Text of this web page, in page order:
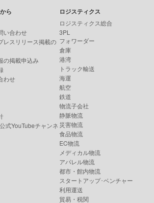
ら
い合わせ
レスリリース掲載の
の掲載申込み
わせ
式YouTubeチャンネ
ロジスティクス
ロジスティクス総合
3PL
フォワーダー
倉庫
港湾
トラック輸送
海運
航空
鉄道
物流子会社
静脈物流
災害物流
食品物流
EC物流
メディカル物流
アパレル物流
都市・館内物流
スタートアップ･ベンチャー
利用運送
貿易・税関